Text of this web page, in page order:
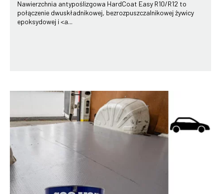
Nawierzchnia antypoślizgowa HardCoat Easy R10/R12 to
połączenie dwuskładnikowej, bezrozpuszczalnikowej żywicy
epoksydowej i <a...